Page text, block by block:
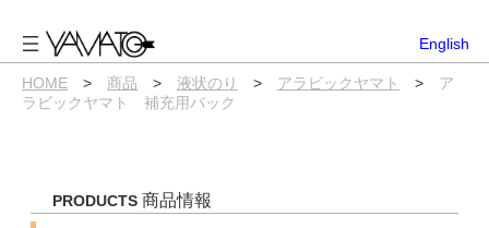
容
を
ス
キ
ッ
English
HOME > 商品 > 液状のり > アラビックヤマト >
ア
ラビックヤマト 補充用パック
PRODUCTS 商品情報